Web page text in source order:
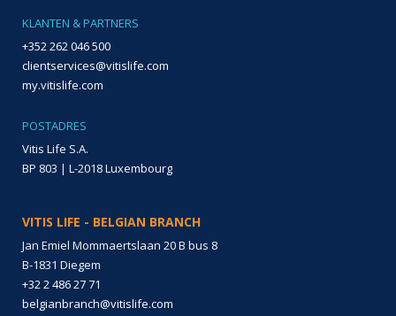
KLANTEN & PARTNERS
+352 262 046 500
clientservices@vitislife.com
my.vitislife.com
POSTADRES
Vitis Life S.A.
BP 803 | L-2018 Luxembourg
VITIS LIFE - BELGIAN BRANCH
Jan Emiel Mommaertslaan 20 B bus 8
B-1831 Diegem
+32 2 486 27 71
belgianbranch@vitislife.com